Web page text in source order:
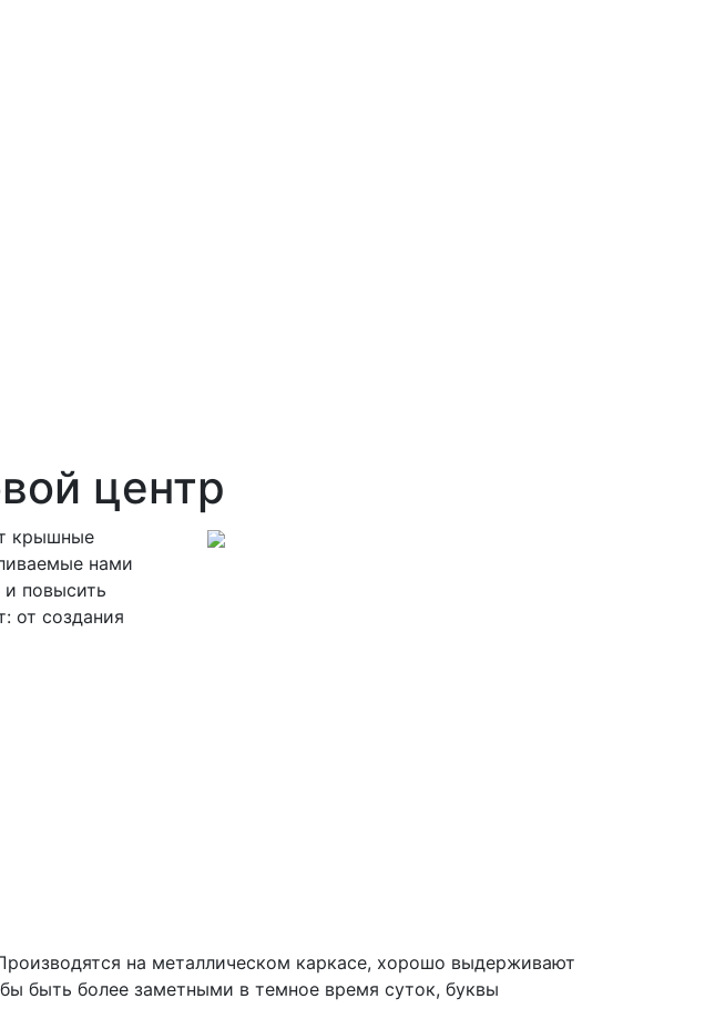
центр
крышные
нами
и повысить
от создания
на металлическом каркасе, хорошо выдерживают
быть более заметными в темное время суток, буквы